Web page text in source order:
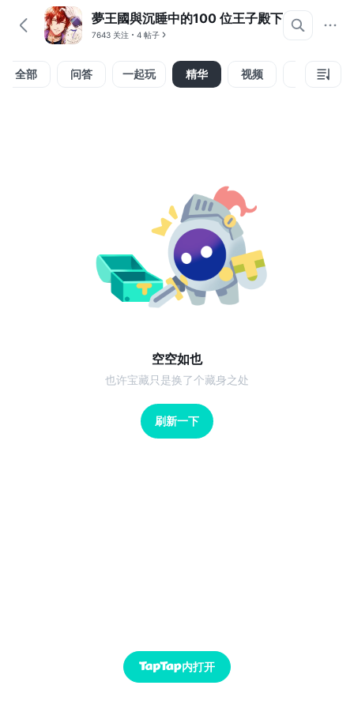
夢王國與沉睡中的100 位王子殿下
7643 关注 4 帖子
全部 问答 一起玩 精华 视频 攻略
空空如也
也许宝藏只是换了个藏身之处
刷新一下
内打开